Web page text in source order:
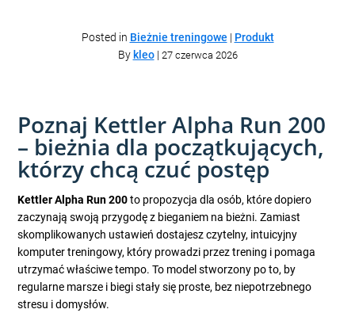
Posted in Bieżnie treningowe | Produkt
By kleo| 27 czerwca 2026
Poznaj Kettler Alpha Run 200
– bieżnia dla początkujących,
którzy chcą czuć postęp
Kettler Alpha Run 200to propozycja dla osób, które dopiero
zaczynają swoją przygodę z bieganiem na bieżni. Zamiast
skomplikowanych ustawień dostajesz czytelny, intuicyjny
komputer treningowy, który prowadzi przez trening i pomaga
utrzymać właściwe tempo. To model stworzony po to, by
regularne marsze i biegi stały się proste, bez niepotrzebnego
stresu i domysłów.